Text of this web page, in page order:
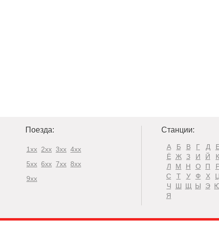
Поезда:
1xx 2xx 3xx 4xx
5xx 6xx 7xx 8xx
9xx
Станции:
А Б В Г Д
Ё
Ж З И Й
К
Л
М Н О П
С
Т У Ф Х
Ч
Ш Щ Ы Э
Я